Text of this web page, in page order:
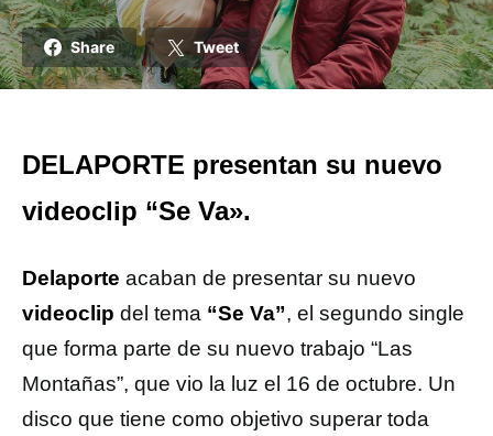
Share Tweet
DELAPORTE presentan su nuevo
videoclip “Se Va».
Delaporte acaban de presentar su nuevo
videoclip del tema “Se Va”, el segundo single
que forma parte de su nuevo trabajo “Las
Montañas”, que vio la luz el 16 de octubre. Un
disco que tiene como objetivo superar toda